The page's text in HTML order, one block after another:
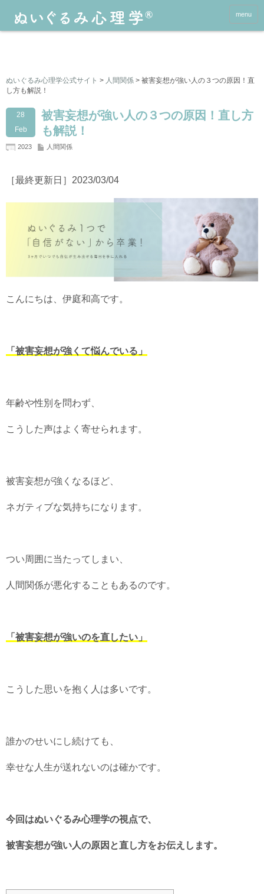
menu
ぬいぐるみ心理学公式サイト > 人間関係 > 被害妄想が強い人の３つの原因！直
し方も解説！
28
Feb
被害妄想が強い人の３つの原因！直し方
も解説！
2023 人間関係
［最終更新日］2023/03/04
こんにちは、伊庭和高です。
「被害妄想が強くて悩んでいる」
年齢や性別を問わず、
こうした声はよく寄せられます。
被害妄想が強くなるほど、
ネガティブな気持ちになります。
つい周囲に当たってしまい、
人間関係が悪化することもあるのです。
「被害妄想が強いのを直したい」
こうした思いを抱く人は多いです。
誰かのせいにし続けても、
幸せな人生が送れないのは確かです。
今回はぬいぐるみ心理学の視点で、
被害妄想が強い人の原因と直し方をお伝えします。